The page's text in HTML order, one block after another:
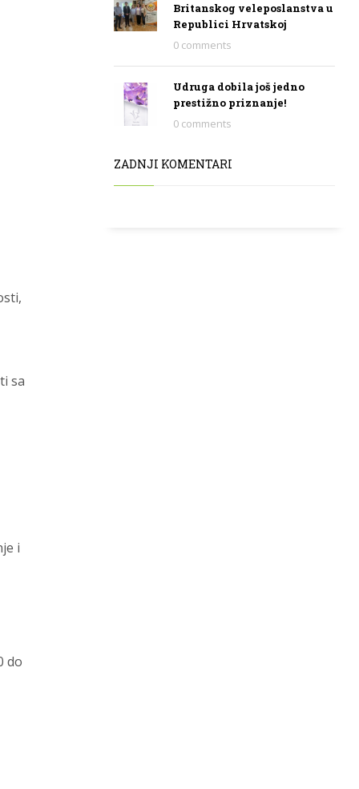
sa
i
do
Britanskog veleposlanstva u
Republici Hrvatskoj
0 comments
Udruga dobila još jedno
prestižno priznanje!
0 comments
ZADNJI KOMENTARI